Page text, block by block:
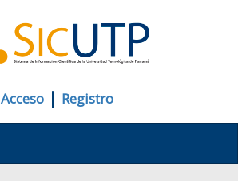
Acceso | Registro